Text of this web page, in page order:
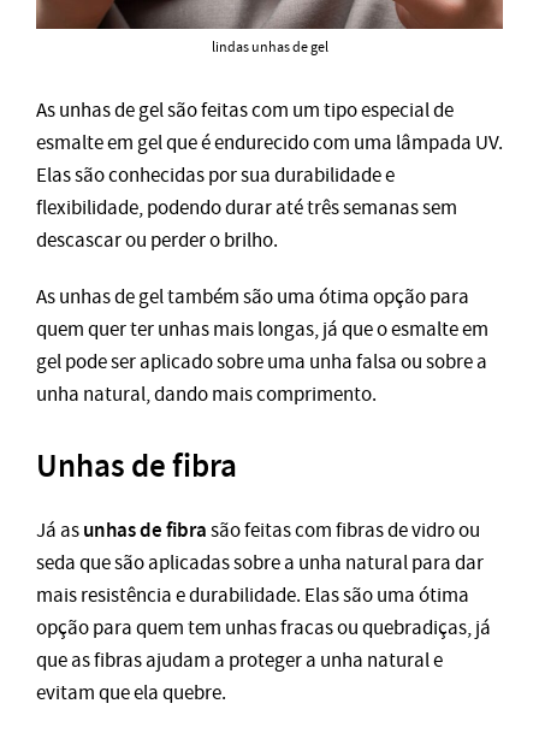
lindas unhas de gel
As unhas de gel são feitas com um tipo especial de
esmalte em gel que é endurecido com uma lâmpada UV.
Elas são conhecidas por sua durabilidade e
flexibilidade, podendo durar até três semanas sem
descascar ou perder o brilho.
As unhas de gel também são uma ótima opção para
quem quer ter unhas mais longas, já que o esmalte em
gel pode ser aplicado sobre uma unha falsa ou sobre a
unha natural, dando mais comprimento.
Unhas de fibra
Já asunhas de fibrasão feitas com fibras de vidro ou
seda que são aplicadas sobre a unha natural para dar
mais resistência e durabilidade. Elas são uma ótima
opção para quem tem unhas fracas ou quebradiças, já
que as fibras ajudam a proteger a unha natural e
evitam que ela quebre.